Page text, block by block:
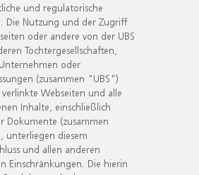
und regulatorische
Die Nutzung und der Zugriff
oder andere von der UBS
Tochtergesellschaften,
oder
(zusammen "UBS")
Webseiten und alle
Inhalte, einschließlich
Dokumente (zusammen
unterliegen diesem
und allen anderen
Einschränkungen. Die hierin